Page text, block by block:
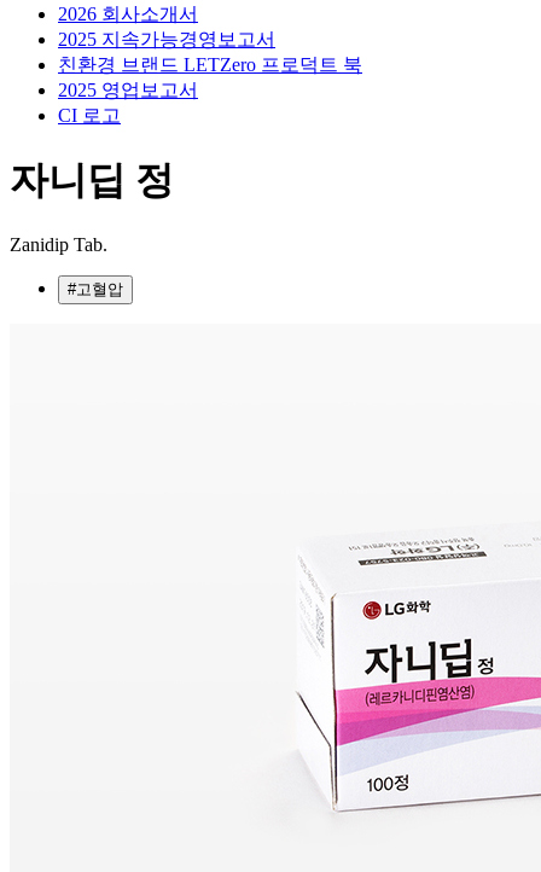
2026 회사소개서
2025 지속가능경영보고서
친환경 브랜드 LETZero 프로덕트 북
2025 영업보고서
CI 로고
자니딥 정
Zanidip Tab.
#고혈압